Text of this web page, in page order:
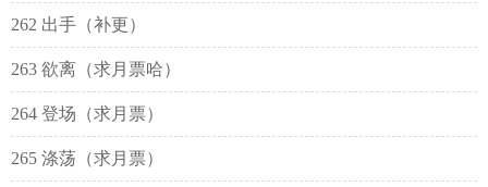
262 出手（补更）
263 欲离（求月票哈）
264 登场（求月票）
265 涤荡（求月票）